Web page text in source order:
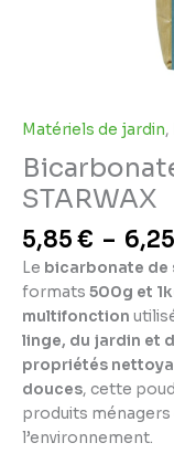
Matériels de jardin,
STARWAX
5,85€ – 6,25
Le bicarbonate de
formats 500g et
multifonction
linge, du jardin et
propriétés
douces, cette
produits
l’environnement.